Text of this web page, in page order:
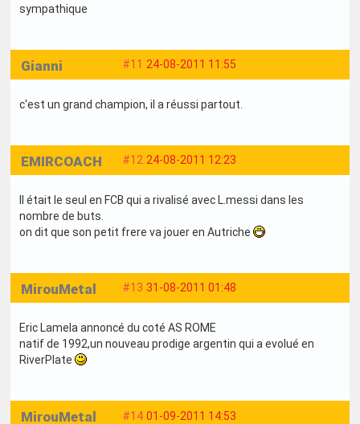
sympathique
#11 24-08-2011 11:55
Gianni
c'est un grand champion, il a réussi partout.
#12 24-08-2011 12:23
EMIRCOACH
Il était le seul en FCB qui a rivalisé avec L.messi dans les
nombre de buts.
on dit que son petit frere va jouer en Autriche
#13 31-08-2011 01:48
MirouMetal
Eric Lamela annoncé du coté AS ROME
natif de 1992,un nouveau prodige argentin qui a evolué en
RiverPlate
#14 01-09-2011 14:53
MirouMetal